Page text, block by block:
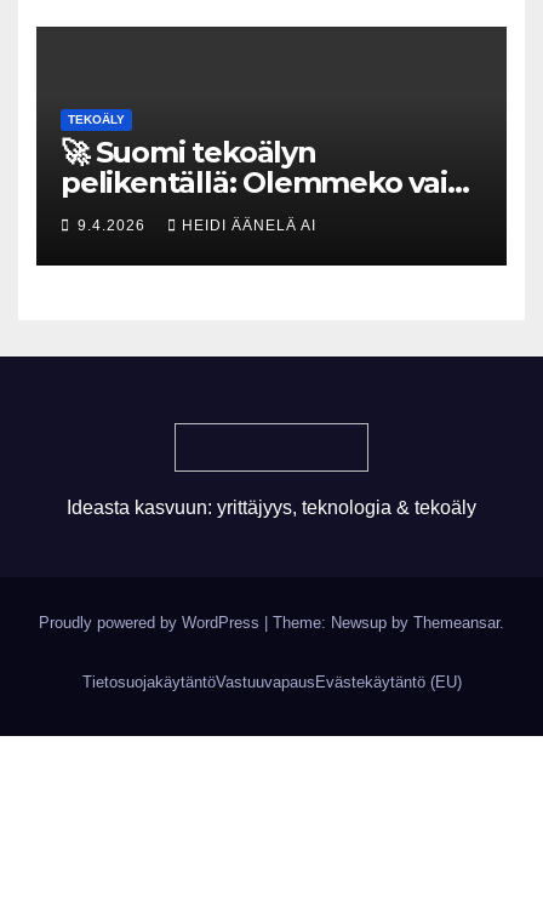
TEKOÄLY
🚀 Suomi tekoälyn
pelikentällä: Olemmeko vain
maksavia asiakkaita vai
rakennammeko
tulevaisuuden gigatehtaan?
9.4.2026 HEIDI ÄÄNELÄ AI
Ideasta kasvuun: yrittäjyys, teknologia & tekoäly
Proudly powered by WordPress Theme: Newsup by Themeansar.
TietosuojakäytäntöVastuuvapaus Evästekäytäntö (EU)